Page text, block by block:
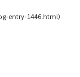
entry-1446.html）